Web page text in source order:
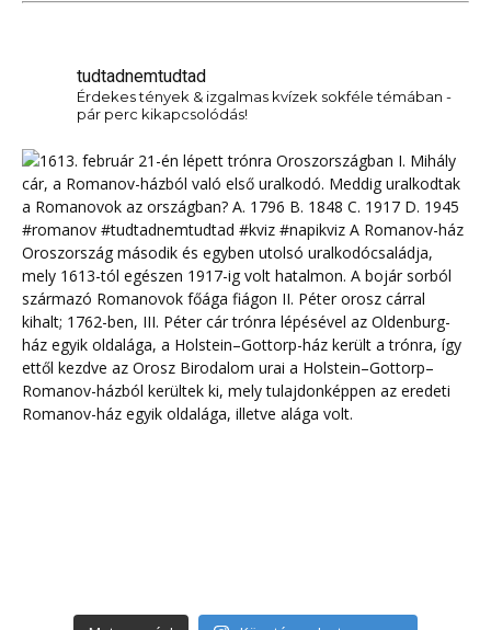
tudtadnemtudtad
Érdekes tények & izgalmas kvízek sokféle témában -
pár perc kikapcsolódás!